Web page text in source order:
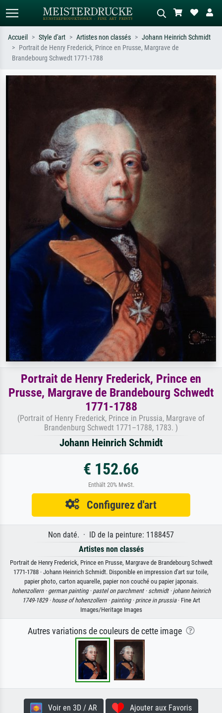
Recherche standard
Accueil Style d'art Artistes non classés
Johann Heinrich Schmidt
Portrait de Henry Frederick, Prince en Prusse, Margrave de
Brandebourg Schwedt 1771-1788
Portrait de Henry Frederick, Prince en
Prusse, Margrave de Brandebourg Schwedt
1771-1788
(Portrait of Henry Frederick, Prince in Prussia, Margrave of
Brandenburg Schwedt 1771–1788, 1783. )
Johann Heinrich Schmidt
€ 152.66
Enthält 20% MwSt.
Configurez d'art
Non daté. · ID de la peinture: 1188457
Artistes non classés
Portrait de Henry Frederick, Prince en Prusse, Margrave de Brandebourg Schwedt
1771-1788 · Johann Heinrich Schmidt. Disponible en impression d'art sur toile,
papier photo, carton aquarelle, papier non couché ou papier japonais.
hohenzollern · german painting · pastel on parchment · schmidt · johann heinrich
1749-1829 · house of hohenzollern · painting · prince in prussia· Fine Art
Images/Heritage Images
Autres variations de couleurs de cette image
Voir en 3D / AR Ajouter aux Favoris